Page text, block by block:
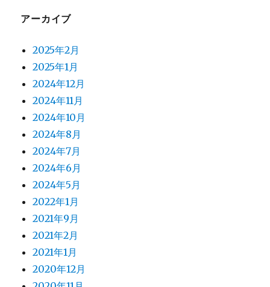
アーカイブ
2025年2月
2025年1月
2024年12月
2024年11月
2024年10月
2024年8月
2024年7月
2024年6月
2024年5月
2022年1月
2021年9月
2021年2月
2021年1月
2020年12月